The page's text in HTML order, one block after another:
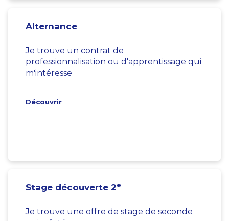
Alternance
Je trouve un contrat de
professionnalisation ou d'apprentissage qui
m'intéresse
Découvrir
Stage découverte 2e
Je trouve une offre de stage de seconde